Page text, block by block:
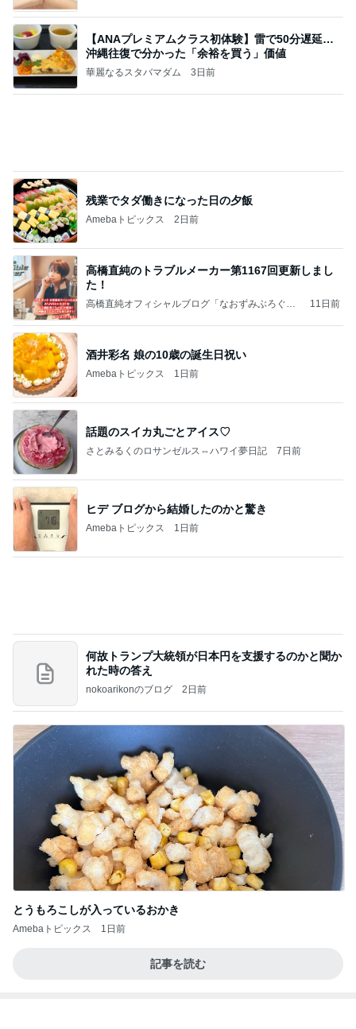
【ANAプレミアムクラス初体験】雷で50分遅延…
沖縄往復で分かった「余裕を買う」価値
華麗なるスタバマダム 3日前
残業でタダ働きになった日の夕飯
Amebaトピックス 2日前
高橋直純のトラブルメーカー第1167回更新しまし
た！
高橋直純オフィシャルブログ「なおずみぶろぐ」
11日前
酒井彩名 娘の10歳の誕生日祝い
Amebaトピックス 1日前
話題のスイカ丸ごとアイス♡
さとみるくのロサンゼルス⇔ハワイ夢日記 7日前
ヒデ ブログから結婚したのかと驚き
Amebaトピックス 1日前
何故トランプ大統領が日本円を支援するのかと聞か
れた時の答え
nokoarikonのブログ 2日前
とうもろこしが入っているおかき
Amebaトピックス 1日前
記事を読む